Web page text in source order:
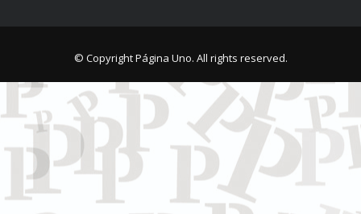
© Copyright Página Uno. All rights reserved.